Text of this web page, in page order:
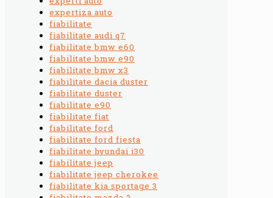
expertiza auto
fiabilitate
fiabilitate audi q7
fiabilitate bmw e60
fiabilitate bmw e90
fiabilitate bmw x3
fiabilitate dacia duster
fiabilitate duster
fiabilitate e90
fiabilitate fiat
fiabilitate ford
fiabilitate ford fiesta
fiabilitate hyundai i30
fiabilitate jeep
fiabilitate jeep cherokee
fiabilitate kia sportage 3